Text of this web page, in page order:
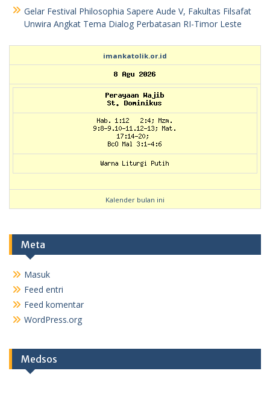
Gelar Festival Philosophia Sapere Aude V, Fakultas Filsafat
Unwira Angkat Tema Dialog Perbatasan RI-Timor Leste
imankatolik.or.id
Kalender bulan ini
Meta
Masuk
Feed entri
Feed komentar
WordPress.org
Medsos